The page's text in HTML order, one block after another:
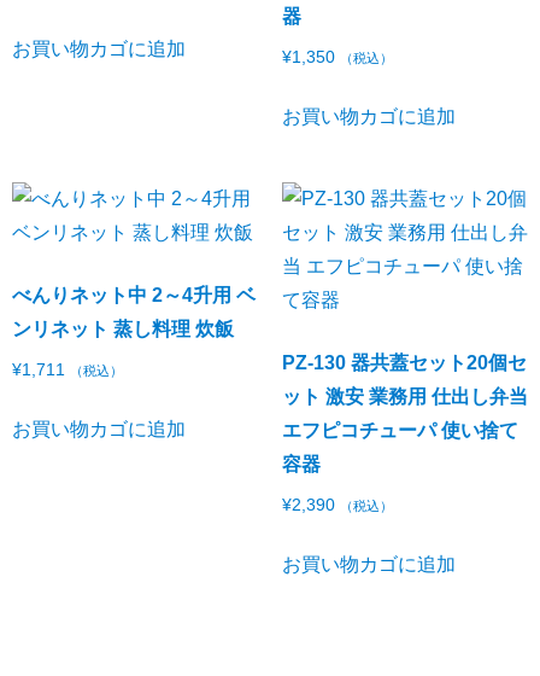
お買い物カゴに追加
器
¥1,350 （税込）
お買い物カゴに追加
べんりネット中 2～4升用 ベ
ンリネット 蒸し料理 炊飯
¥1,711 （税込）
お買い物カゴに追加
PZ-130 器共蓋セット20個セ
ット 激安 業務用 仕出し弁当
エフピコチューパ 使い捨て
容器
¥2,390 （税込）
お買い物カゴに追加